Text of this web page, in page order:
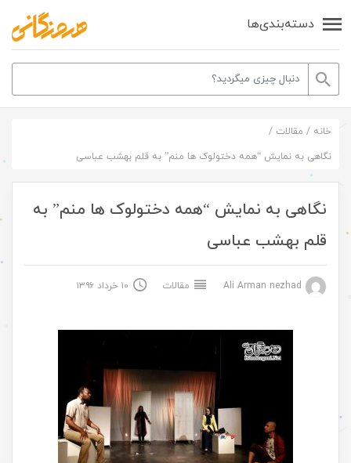
دسته‌بندی‌ها
خانه / مقالات /
نگاهی به نمایش “همه دختولوک ها منم” به قلم بهشب عباسی
نگاهی به نمایش “همه دختولوک ها منم” به
قلم بهشب عباسی
مقالات ۱۰ خرداد ۱۳۹۶